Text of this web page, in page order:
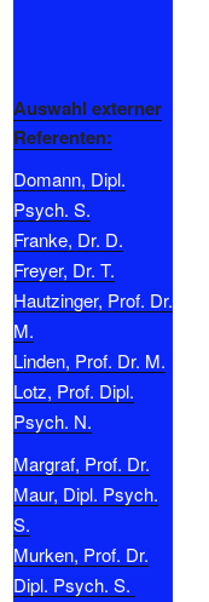
Auswahl externer
Referenten:
Domann, Dipl.
Psych. S.
Franke, Dr. D.
Freyer, Dr. T.
Hautzinger, Prof. Dr.
M.
Linden, Prof. Dr. M.
Lotz, Prof. Dipl.
Psych. N.
Margraf, Prof. Dr.
Maur, Dipl. Psych.
S.
Murken, Prof. Dr.
Dipl. Psych. S.